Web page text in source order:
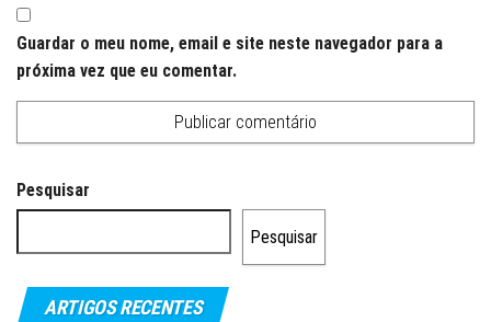
Guardar o meu nome, email e site neste navegador para a
próxima vez que eu comentar.
Pesquisar
Pesquisar
ARTIGOS RECENTES